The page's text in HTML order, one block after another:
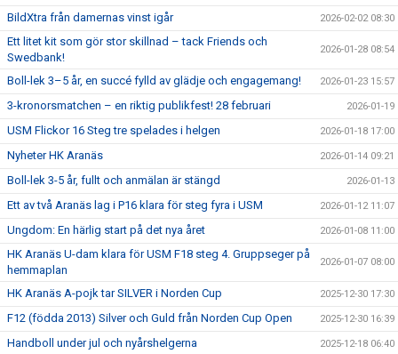
BildXtra från damernas vinst igår 2026-02-02 08:30
Ett litet kit som gör stor skillnad – tack Friends och
Swedbank!
2026-01-28 08:54
Boll-lek 3–5 år, en succé fylld av glädje och engagemang! 2026-01-23 15:57
3-kronorsmatchen – en riktig publikfest! 28 februari 2026-01-19
USM Flickor 16 Steg tre spelades i helgen 2026-01-18 17:00
Nyheter HK Aranäs 2026-01-14 09:21
Boll-lek 3-5 år, fullt och anmälan är stängd 2026-01-13
Ett av två Aranäs lag i P16 klara för steg fyra i USM 2026-01-12 11:07
Ungdom: En härlig start på det nya året 2026-01-08 11:00
HK Aranäs U-dam klara för USM F18 steg 4. Gruppseger på
hemmaplan
2026-01-07 08:00
HK Aranäs A-pojk tar SILVER i Norden Cup 2025-12-30 17:30
F12 (födda 2013) Silver och Guld från Norden Cup Open 2025-12-30 16:39
Handboll under jul och nyårshelgerna 2025-12-18 06:40